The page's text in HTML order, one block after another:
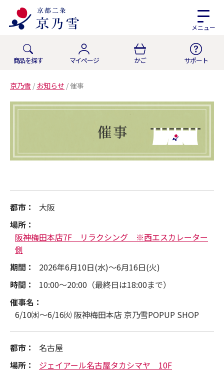
メニュー
商品を探す マイページ かご サポート
京乃雪 / お知らせ /催事
都市：
大阪
場所：
阪神梅田本店7F リラクシング ※西エスカレーター
側
期間：
2026年6月10日(水)～6月16日(火)
時間：
10:00～20:00（最終日は18:00まで）
催事名：
6/10㈬～6/16㈫ 阪神梅田本店 京乃雪POPUP SHOP
都市：
名古屋
場所：
ジェイアール名古屋タカシマヤ 10F